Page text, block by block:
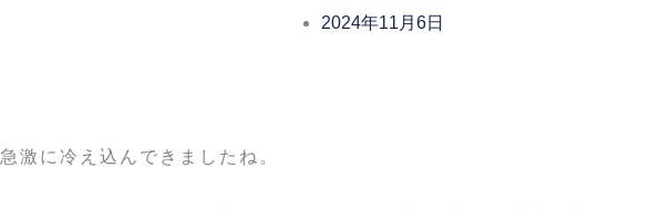
2024年11月6日
急激に冷え込んできましたね。